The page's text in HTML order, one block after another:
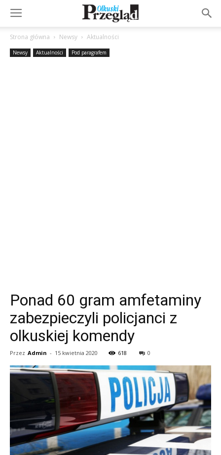
Strona główna Newsy Aktualności
Newsy Aktualności Pod paragrafem
Ponad 60 gram amfetaminy
zabezpieczyli policjanci z
olkuskiej komendy
Przez Admin - 15 kwietnia 2020 618 0